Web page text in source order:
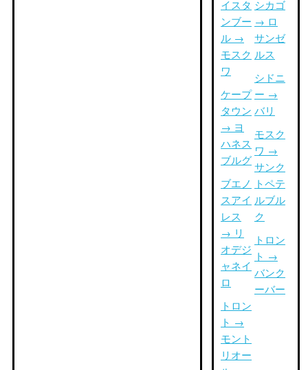
イスタ
ンブー
ル →
モスク
ワ
ケープ
タウン
→ ヨ
ハネス
ブルグ
ブエノ
スアイ
レス
→ リ
オデジ
ャネイ
ロ
トロン
ト →
モント
リオー
シカゴ
→ ロ
サンゼ
ルス
シドニ
ー →
バリ
モスク
ワ →
サンク
トペテ
ルブル
ク
トロン
ト →
バンク
ーバー